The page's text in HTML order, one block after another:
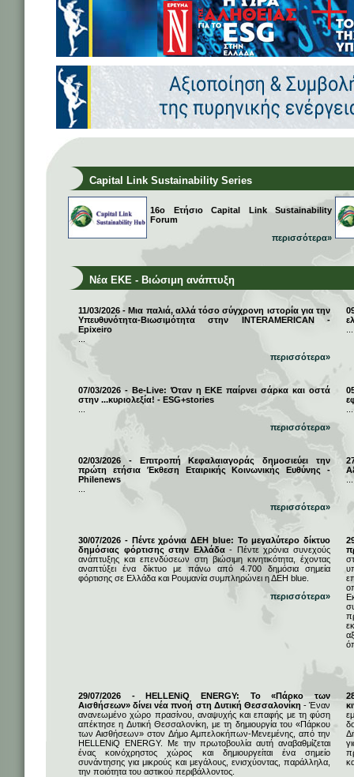
Capital Link Sustainability Series
16ο Ετήσιο Capital Link Sustainability
Forum
περισσότερα»
Νέα ΕΚΕ - Βιώσιμη ανάπτυξη
11/03/2026 - Μια παλιά, αλλά τόσο σύγχρονη ιστορία για την
Υπευθυνότητα-Βιωσιμότητα στην INTERAMERICAN -
Epixeiro
περισσότερα»
07/03/2026 - Be-Live: Όταν η ΕΚΕ παίρνει σάρκα και οστά
στην ...κυριολεξία! - ESG+stories
περισσότερα»
02/03/2026 - Επιτροπή Κεφαλαιαγοράς δημοσιεύει την
πρώτη ετήσια Έκθεση Εταιρικής Κοινωνικής Ευθύνης -
Philenews
περισσότερα»
30/07/2026 - Πέντε χρόνια ΔΕΗ blue: Το μεγαλύτερο δίκτυο
δημόσιας φόρτισης στην Ελλάδα- Πέντε χρόνια συνεχούς
ανάπτυξης και επενδύσεων στη βιώσιμη κινητικότητα, έχοντας
αναπτύξει ένα δίκτυο με πάνω από 4.700 δημόσια σημεία
φόρτισης σε Ελλάδα και Ρουμανία συμπληρώνει η ΔΕΗ blue.
περισσότερα»
29/07/2026 - HELLENiQ ENERGY: Το «Πάρκο των
Αισθήσεων» δίνει νέα πνοή στη Δυτική Θεσσαλονίκη - Έναν
ανανεωμένο χώρο πρασίνου, αναψυχής και επαφής με τη φύση
απέκτησε η Δυτική Θεσσαλονίκη, με τη δημιουργία του «Πάρκου
των Αισθήσεων» στον Δήμο Αμπελοκήπων-Μενεμένης, από την
HELLENiQ ENERGY. Με την πρωτοβουλία αυτή αναβαθμίζεται
ένας κοινόχρηστος χώρος και δημιουργείται ένα σημείο
συνάντησης για μικρούς και μεγάλους, ενισχύοντας, παράλληλα,
την ποιότητα του αστικού περιβάλλοντος.